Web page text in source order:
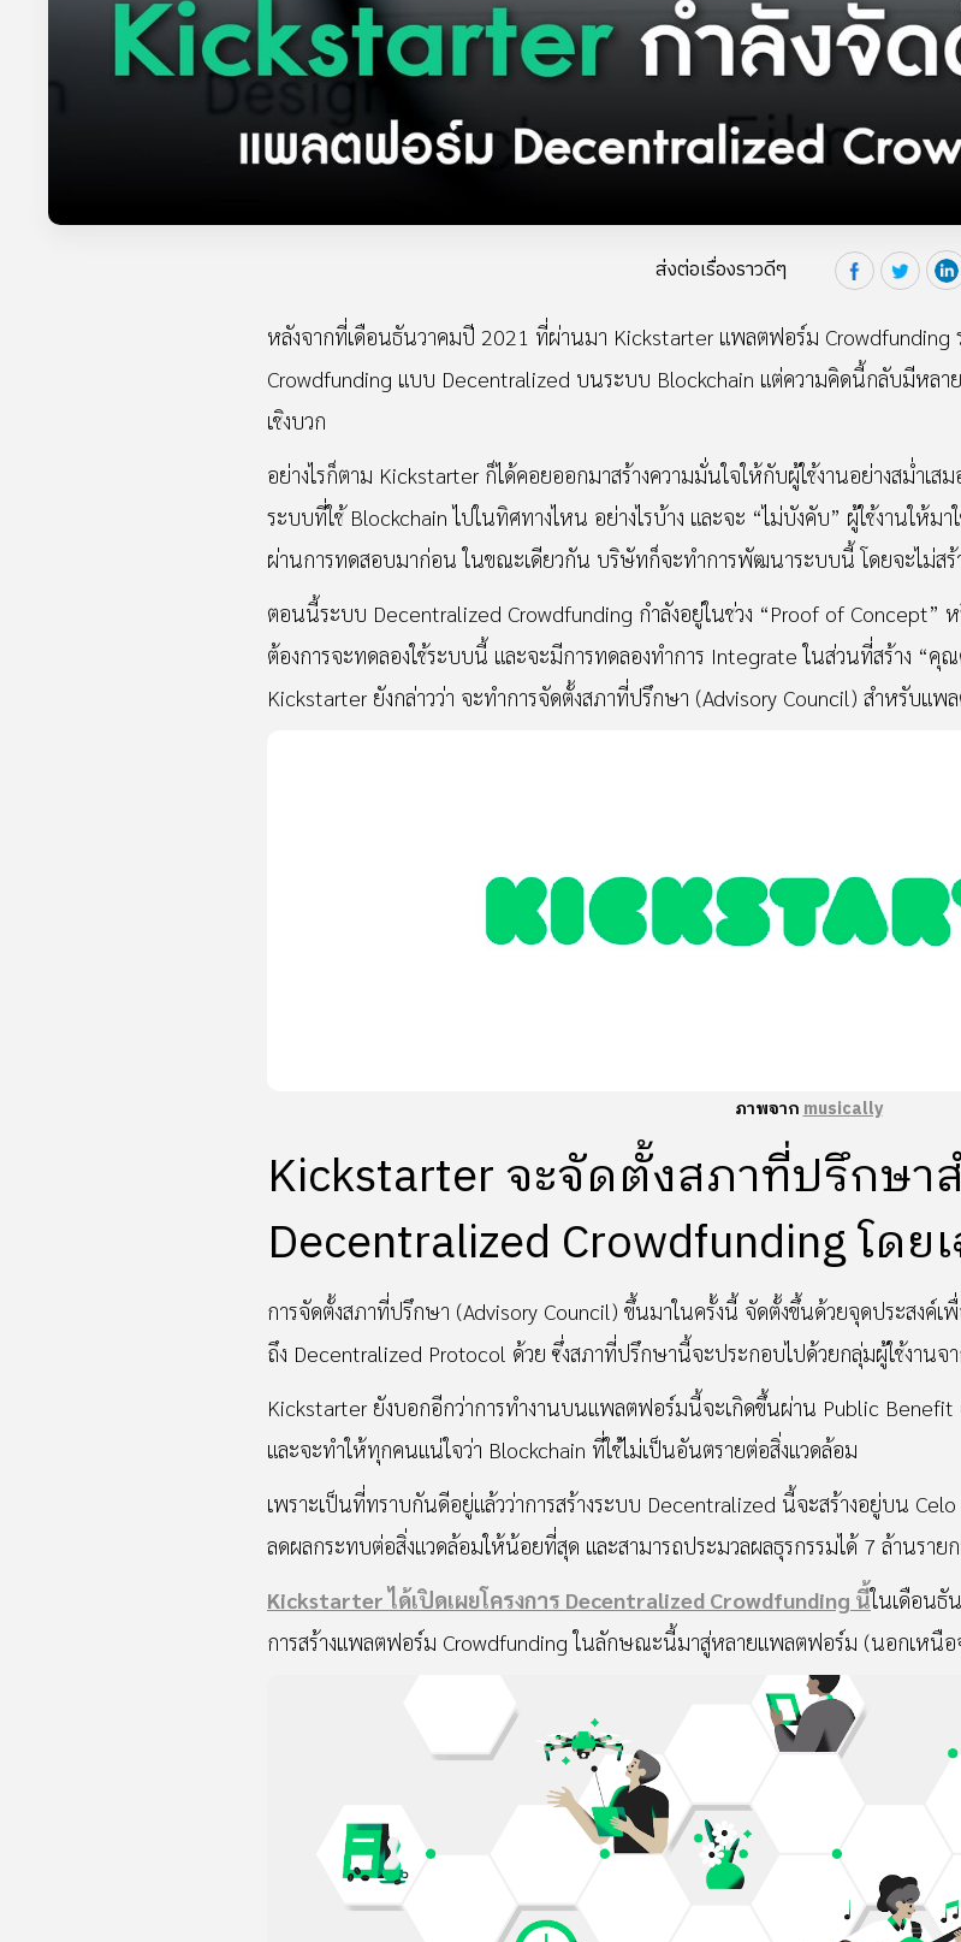
ส่งต่อเรื่องราวดีๆ
หลังจากที่เดือนธันวาคมปี 2021 ที่ผ่านมา Kickstarter แพลตฟอร์ม Crowdfunding
Crowdfunding แบบ Decentralized บนระบบ Blockchain แต่ความคิดนี้กลับมีหลา
เชิงบวก
อย่างไรก็ตาม Kickstarter ก็ได้คอยออกมาสร้างความมั่นใจให้กับผู้ใช้งานอย่างสม่ำเ
ระบบที่ใช้ Blockchain ไปในทิศทางไหน อย่างไรบ้าง และจะ “ไม่บังคับ” ผู้ใช้งานให้
ผ่านการทดสอบมาก่อน ในขณะเดียวกัน บริษัทก็จะทำการพัฒนาระบบนี้ โดยจะไม่ส
ตอนนี้ระบบ Decentralized Crowdfunding กำลังอยู่ในช่วง “Proof of Concept”
ต้องการจะทดลองใช้ระบบนี้ และจะมีการทดลองทำการ Integrate ในส่วนที่สร้าง “
Kickstarter ยังกล่าวว่า จะทำการจัดตั้งสภาที่ปรึกษา (Advisory Council) สำหรับแพ
ภาพจากmusically
Kickstarter จะจัดตั้งสภาที่ปรึกษ
Decentralized Crowdfunding โดย
การจัดตั้งสภาที่ปรึกษา (Advisory Council) ขึ้นมาในครั้งนี้ จัดตั้งขึ้นด้วยจุดประสงค์
ถึง Decentralized Protocol ด้วย ซึ่งสภาที่ปรึกษานี้จะประกอบไปด้วยกลุ่มผู้ใช้งานจ
Kickstarter ยังบอกอีกว่าการทำงานบนแพลตฟอร์มนี้จะเกิดขึ้นผ่าน Public
และจะทำให้ทุกคนแน่ใจว่า Blockchain ที่ใช้ไม่เป็นอันตรายต่อสิ่งแวดล้อม
เพราะเป็นที่ทราบกันดีอยู่แล้วว่าการสร้างระบบ Decentralized นี้จะสร้างอยู่บน
ลดผลกระทบต่อสิ่งแวดล้อมให้น้อยที่สุด และสามารถประมวลผลธุรกรรมได้ 7 ล้านราย
Kickstarter ได้เปิดเผยโครงการ Decentralized Crowdfunding นี้ในเดือนธั
การสร้างแพลตฟอร์ม Crowdfunding ในลักษณะนี้มาสู่หลายแพลตฟอร์ม (นอกเหนือจ